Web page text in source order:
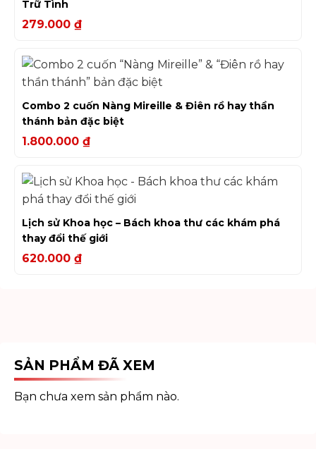
Trữ Tình
279.000 ₫
Combo 2 cuốn Nàng Mireille & Điên rồ hay thần
thánh bản đặc biệt
1.800.000 ₫
Lịch sử Khoa học – Bách khoa thư các khám phá
thay đổi thế giới
620.000 ₫
SẢN PHẨM ĐÃ XEM
Bạn chưa xem sản phẩm nào.